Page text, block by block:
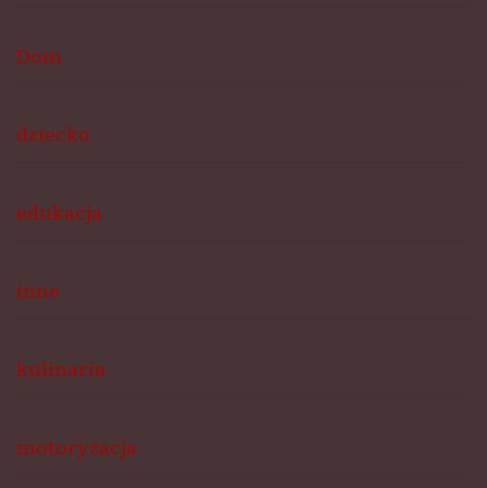
Dom
dziecko
edukacja
inne
kulinaria
motoryzacja